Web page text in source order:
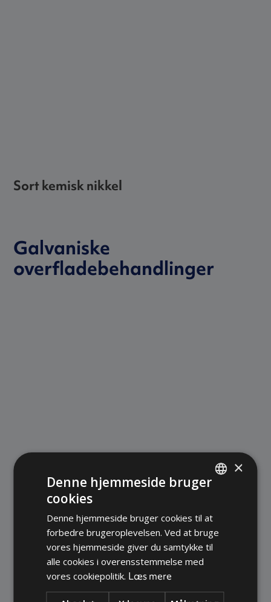
Sort kemisk nikkel
Galvaniske
overfladebehandlinger
Galvanisk guld
GERMAN
ENGLISH
×
Denne hjemmeside bruger
cookies
Denne hjemmeside bruger cookies til at
forbedre brugeroplevelsen. Ved at bruge
vores hjemmeside giver du samtykke til
alle cookies i overensstemmelse med
vores cookiepolitik. Læs mere